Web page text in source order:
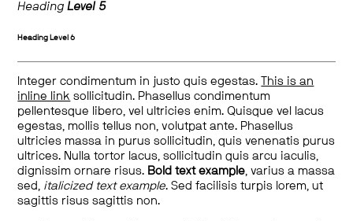
HeadingLevel 5
Heading Level 6
Integer condimentum in justo quis egestas.
This is an
inline link sollicitudin. Phasellus condimentum
pellentesque libero, vel ultricies enim. Quisque vel lacus
egestas, mollis tellus non, volutpat ante. Phasellus
ultricies massa in purus sollicitudin, quis venenatis purus
ultrices. Nulla tortor lacus, sollicitudin quis arcu iaculis,
dignissim ornare risus. Bold text example, varius a massa
sed, italicized text example. Sed facilisis turpis lorem, ut
sagittis risus sagittis non.